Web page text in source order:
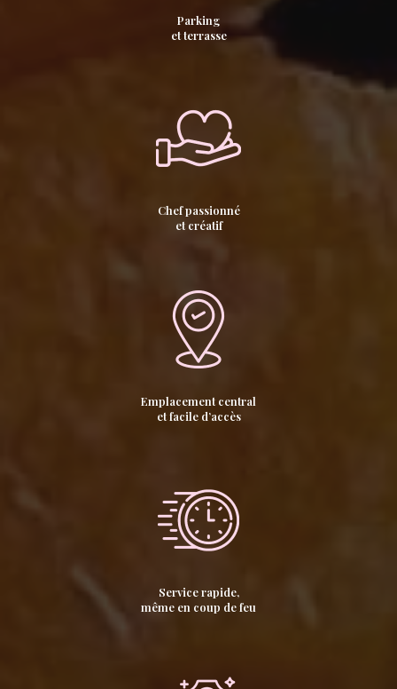
Parking
et terrasse
Chef passionné
et créatif
Emplacement central
et facile d’accès
Service rapide,
même en coup de feu